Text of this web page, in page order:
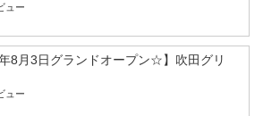
ュー
年8月3日グランドオープン☆】吹田グリ
ュー